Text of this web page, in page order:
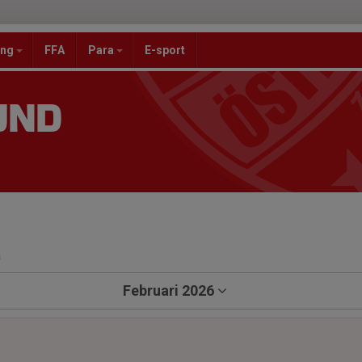
FFA Para E-sport
Februari 2026